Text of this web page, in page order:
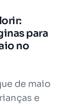
para
no
de maio
e